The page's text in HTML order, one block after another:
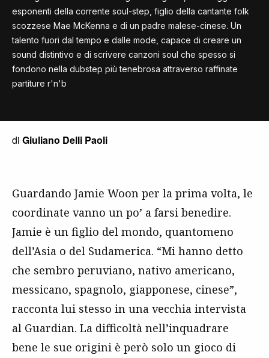
esponenti della corrente soul-step, figlio della cantante folk
scozzese Mae McKenna e di un padre malese-cinese. Un
talento fuori dal tempo e dalle mode, capace di creare un
sound distintivo e di scrivere canzoni soul che spesso si
fondono nella dubstep più tenebrosa attraverso raffinate
partiture r'n'b
di Giuliano Delli Paoli
Guardando Jamie Woon per la prima volta, le
coordinate vanno un po’ a farsi benedire.
Jamie è un figlio del mondo, quantomeno
dell’Asia o del Sudamerica. “Mi hanno detto
che sembro peruviano, nativo americano,
messicano, spagnolo, giapponese, cinese”,
racconta lui stesso in una vecchia intervista
al Guardian. La difficoltà nell’inquadrare
bene le sue origini è però solo un gioco di